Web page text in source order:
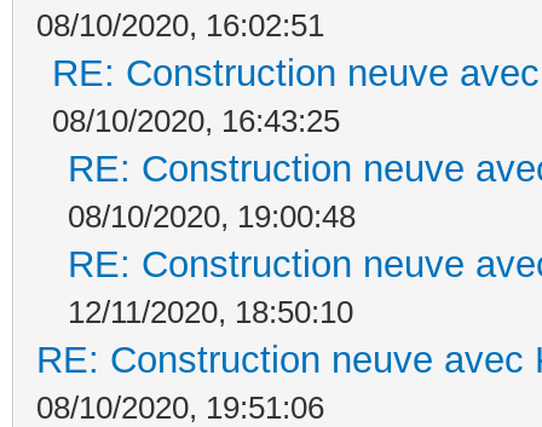
08/10/2020, 16:02:51
RE: Construction neuve
08/10/2020, 16:43:25
RE: Construction neuve
08/10/2020, 19:00:48
RE: Construction neuve
12/11/2020, 18:50:10
RE: Construction neuve avec
08/10/2020, 19:51:06